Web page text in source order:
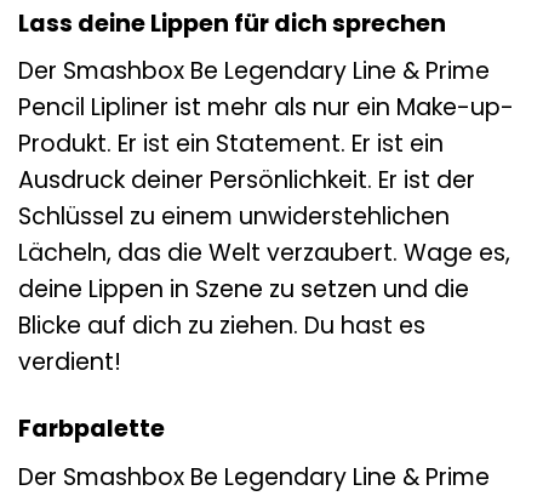
Lass deine Lippen für dich sprechen
Der Smashbox Be Legendary Line & Prime
Pencil Lipliner ist mehr als nur ein Make-up-
Produkt. Er ist ein Statement. Er ist ein
Ausdruck deiner Persönlichkeit. Er ist der
Schlüssel zu einem unwiderstehlichen
Lächeln, das die Welt verzaubert. Wage es,
deine Lippen in Szene zu setzen und die
Blicke auf dich zu ziehen. Du hast es
verdient!
Farbpalette
Der Smashbox Be Legendary Line & Prime